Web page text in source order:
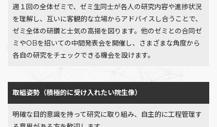
週１回の全体ゼミで、ゼミ生同士が各人の研究内容や進捗状況
を理解し、互いに客観的な立場からアドバイスし合うことで、
ゼミ全体の研鑽と士気の高揚を図ります。他のゼミとの合同ゼ
ミやOBを招いての中間発表会を開催し、さまざまな角度から
各自の研究をチェックできる機会を設けます。
取組姿勢（積極的に受け入れたい院生像）
明確な目的意識を持って研究に取り組み、自主的に工程管理す